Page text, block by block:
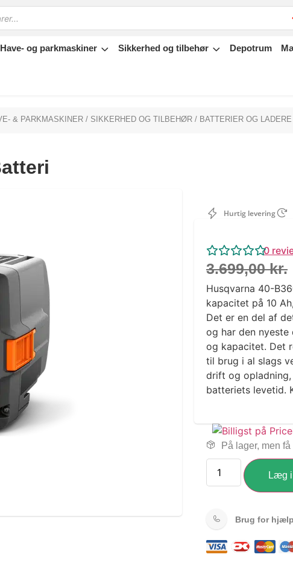
Have- og parkmaskiner Sikkerhed og tilbehør Depotrum
& PARKMASKINER / SIKKERHED OG TILBEHØR / BATTERIER OG LADERE
Hurtig levering
0
3.699,00kr.
Husqvarna 40-
kapacitet på 10
Det er en del af
og har den
og kapacitet. Det
til brug i al slags
drift og
batteriets levetid.
På lager, men
Læg
Brug for